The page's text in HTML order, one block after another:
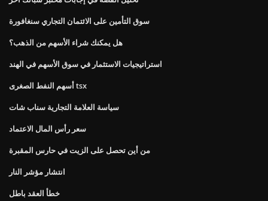
سوق التأمين على الائتمان التجاري سنغافورة
هل يمكنك شراء الأسهم من الذهب؟
استراتيجيات الاستثمار في سوق الأسهم في الهند
أسهم النفط الصغرى tsx
سياسة العلامة التجارية سناب شات
سعر رأس المال الاعتماد
من أين تحصل على الزيت في حارس المقبرة
انتشار مؤشر النار
خطأ العقد باطل